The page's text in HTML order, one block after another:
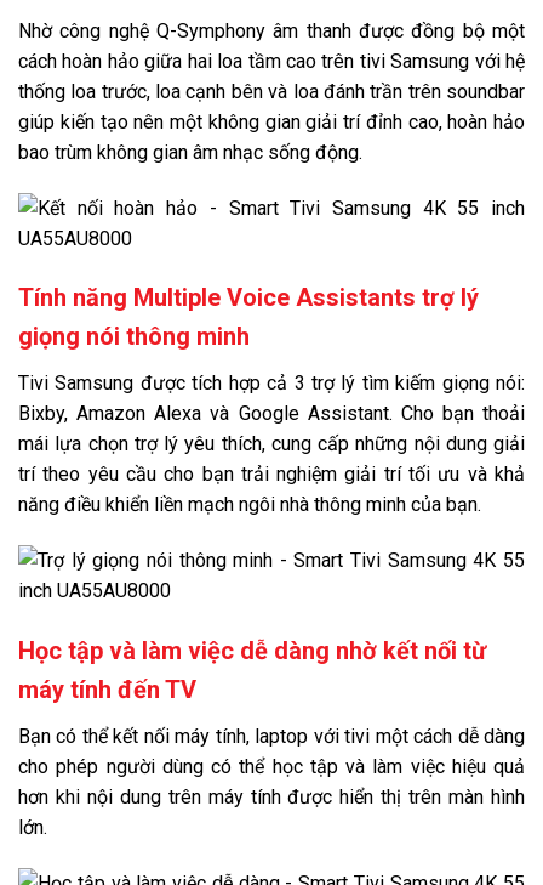
Nhờ công nghệ Q-Symphony âm thanh được đồng bộ một
cách hoàn hảo giữa hai loa tầm cao trên tivi Samsung với hệ
thống loa trước, loa cạnh bên và loa đánh trần trên soundbar
giúp kiến tạo nên một không gian giải trí đỉnh cao, hoàn hảo
bao trùm không gian âm nhạc sống động.
Tính năng Multiple Voice Assistants trợ lý
giọng nói thông minh
Tivi Samsung được tích hợp cả 3 trợ lý tìm kiếm giọng nói:
Bixby, Amazon Alexa và Google Assistant. Cho bạn thoải
mái lựa chọn trợ lý yêu thích, cung cấp những nội dung giải
trí theo yêu cầu cho bạn trải nghiệm giải trí tối ưu và khả
năng điều khiển liền mạch ngôi nhà thông minh của bạn.
Học tập và làm việc dễ dàng nhờ kết nối từ
máy tính đến TV
Bạn có thể kết nối máy tính, laptop với tivi một cách dễ dàng
cho phép người dùng có thể học tập và làm việc hiệu quả
hơn khi nội dung trên máy tính được hiển thị trên màn hình
lớn.